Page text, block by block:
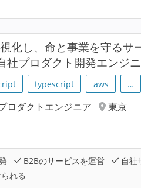
化し、命と事業を守るサ
プロダクト開発エンジニ
typescript aws …
ロダクトエンジニア
東京
B2Bのサービスを運営
自社
れる